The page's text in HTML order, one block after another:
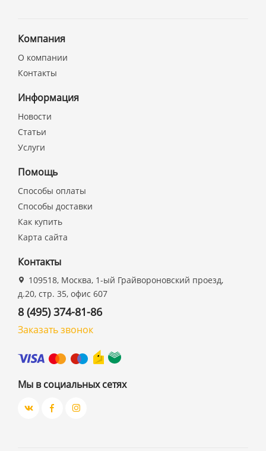
Компания
О компании
Контакты
Информация
Новости
Статьи
Услуги
Помощь
Способы оплаты
Способы доставки
Как купить
Карта сайта
Контакты
109518, Москва, 1-ый Грайвороновский проезд,
д.20, стр. 35, офис 607
8 (495) 374-81-86
Заказать звонок
Мы в социальных сетях